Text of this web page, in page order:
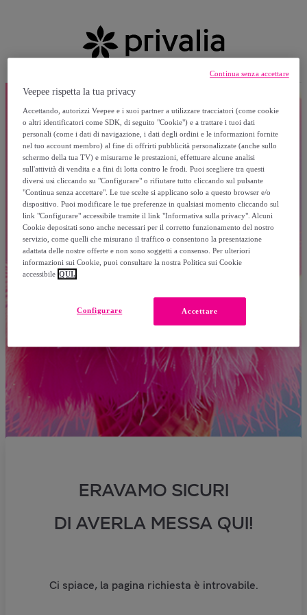
ERAVAMO SICURI
DI AVERLA MESSA QUI!
Ci spiace, la pagina richiesta è introvabile.
Veepee rispetta la tua privacy
Accettando, autorizzi Veepee e i suoi partner a utilizzare tracciatori (come cookie
o altri identificatori come SDK, di seguito "Cookie") e a trattare i tuoi dati
personali (come i dati di navigazione, i dati degli ordini e le informazioni fornite
nel tuo account membro) al fine di offrirti pubblicità personalizzate (anche sullo
schermo della tua TV) e misurarne le prestazioni, effettuare alcune analisi
sull'attività di vendita e a fini di lotta contro le frodi. Puoi scegliere tra questi
diversi usi cliccando su "Configurare" o rifiutare tutto cliccando sul pulsante
"Continua senza accettare". Le tue scelte si applicano solo a questo browser e/o
dispositivo. Puoi modificare le tue preferenze in qualsiasi momento cliccando sul
link "Configurare" accessibile tramite il link "Informativa sulla privacy". Alcuni
Cookie depositati sono anche necessari per il corretto funzionamento del nostro
servizio, come quelli che misurano il traffico o consentono la presentazione
adattata delle nostre offerte e non sono soggetti a consenso. Per ulteriori
informazioni sui Cookie, puoi consultare la nostra Politica sui Cookie
accessibile QUI.
Accettare
Configurare
Continua senza accettare